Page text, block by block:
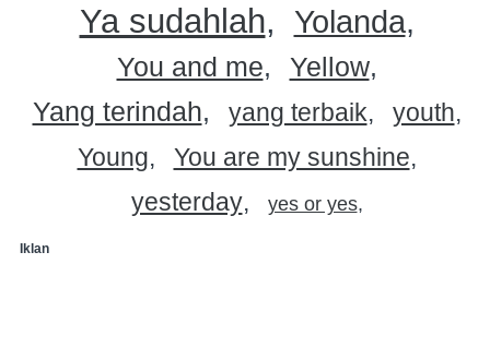
Ya sudahlah
Yolanda
You and me
Yellow
Yang terindah
yang terbaik
youth
Young
You are my sunshine
yesterday
yes or yes
Iklan